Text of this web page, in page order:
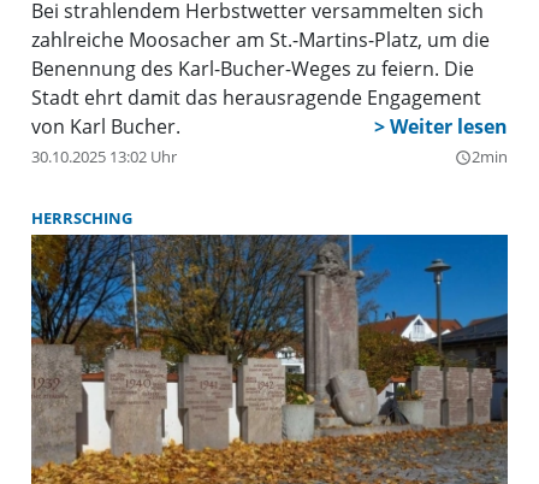
Bei strahlendem Herbstwetter versammelten sich
zahlreiche Moosacher am St.-Martins-Platz, um die
Benennung des Karl-Bucher-Weges zu feiern. Die
Stadt ehrt damit das herausragende Engagement
von Karl Bucher.
30.10.2025 13:02 Uhr query_builder2min
HERRSCHING